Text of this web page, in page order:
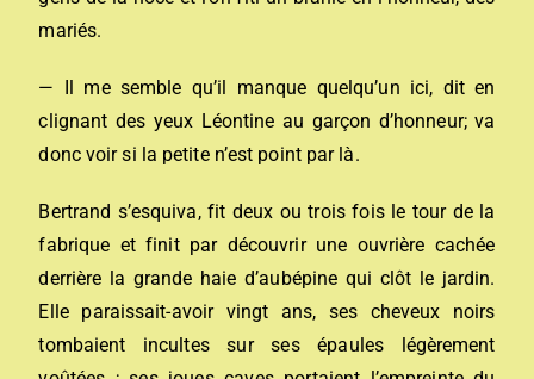
mariés.
— Il me semble qu’il manque quelqu’un ici, dit en
clignant des yeux Léontine au garçon d’honneur; va
donc voir si la petite n’est point par là.
Bertrand s’esquiva, fit deux ou trois fois le tour de la
fabrique et finit par découvrir une ouvrière cachée
derrière la grande haie d’aubépine qui clôt le jardin.
Elle paraissait-avoir vingt ans, ses cheveux noirs
tombaient incultes sur ses épaules légèrement